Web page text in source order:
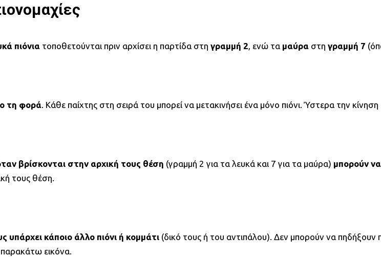
πιόνια τοποθετούνται πριν αρχίσει η παρτίδα στη γραμμή 2, ενώ τα μαύρα στη γραμμή 7
τη φορά. Κάθε παίχτης στη σειρά του μπορεί να μετακινήσει ένα μόνο πιόνι. Ύστερα την
βρίσκονται στην αρχική τους θέση (γραμμή 2 για τα λευκά και 7 για τα μαύρα) μπορούν
τους θέση.
κάποιο άλλο πιόνι ή κομμάτι (δικό τους ή του αντιπάλου). Δεν μπορούν να
εικόνα.